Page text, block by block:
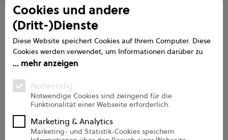
Cookies und andere
(Dritt-)Dienste
Diese Website speichert Cookies auf Ihrem Computer. Diese
Cookies werden verwendet, um Informationen darüber zu
sammeln, wie Sie mit unserer Website interagieren. Wir
zu verbessern und anzupassen, sowie für Analysen und
Messungen zu unseren Besuchern auf dieser Website und
anderen Medien. Weitere Informationen zu den von uns
verwendeten Cookies finden Sie in unseren
Datenschutzbestimmungen.
mehr anzeigen
Notwendig
Notwendige Cookies sind zwingend für die
Funktionalität einer Webseite erforderlich.
Marketing & Analytics
Marketing- und Statistik-Cookies speichern
e2n me
Service
Handbuch
FAQs
Support
Onboarding Pro